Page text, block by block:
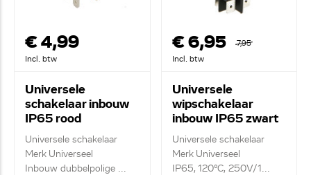
€ 4,99
Incl. btw
Universele
schakelaar inbouw
IP65 rood
Universele schakelaar
Merk Universeel
Inbouw dubbelpolige ...
€ 6,95
7,95
Incl. btw
Universele
wipschakelaar
inbouw IP65 zwart
Universele schakelaar
Merk Universeel
IP65, 120°C, 250V/1...